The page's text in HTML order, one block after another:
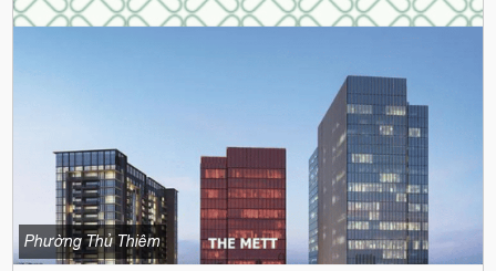
Phường Thủ Thiêm